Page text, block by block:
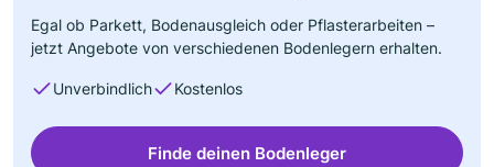
Egal ob Parkett, Bodenausgleich oder Pflasterarbeiten –
jetzt Angebote von verschiedenen Bodenlegern erhalten.
Unverbindlich Kostenlos
Finde deinen Bodenleger